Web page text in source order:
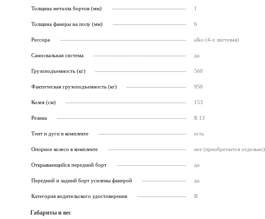
Толщина металла бортов (мм) 1
Толщина фанеры на полу (мм) 6
Рессора alko (4-х листовая)
Самосвальная система да
Грузоподъемность (кг) 560
Фактическая грузоподъемность (кг) 950
Колея (см) 153
Резина R 13
Тент и дуги в комплекте есть
Опорное колесо в комплекте нет (приобретается отдельно)
Открывающийся передний борт да
Передний и задний борт усилены фанерой да
Категория водительского удостоверения B
Габариты и вес